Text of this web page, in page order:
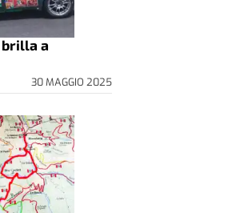
a
30 MAGGIO 2025